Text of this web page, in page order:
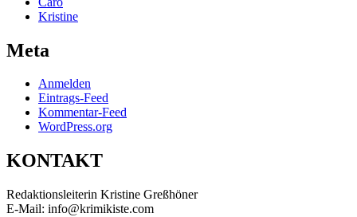
Kristine
Meta
Anmelden
Eintrags-Feed
Kommentar-Feed
WordPress.org
KONTAKT
Redaktionsleiterin Kristine Greßhöner
E-Mail: info@krimikiste.com